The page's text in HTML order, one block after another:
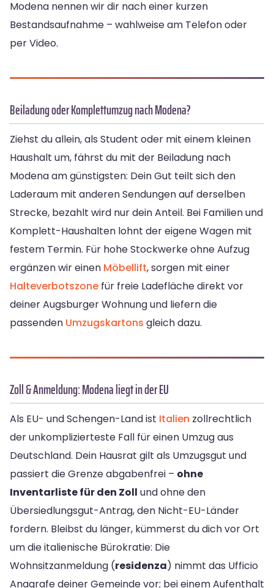
Modena nennen wir dir nach einer kurzen
Bestandsaufnahme – wahlweise am Telefon oder
per Video.
Beiladung oder Komplettumzug nach Modena?
Ziehst du allein, als Student oder mit einem kleinen
Haushalt um, fährst du mit der Beiladung nach
Modena am günstigsten: Dein Gut teilt sich den
Laderaum mit anderen Sendungen auf derselben
Strecke, bezahlt wird nur dein Anteil. Bei Familien und
Komplett-Haushalten lohnt der eigene Wagen mit
festem Termin. Für hohe Stockwerke ohne Aufzug
ergänzen wir einen Möbellift, sorgen mit einer
Halteverbotszone für freie Ladefläche direkt vor
deiner Augsburger Wohnung und liefern die
passenden Umzugskartons gleich dazu.
Zoll & Anmeldung: Modena liegt in der EU
Als EU- und Schengen-Land ist Italien zollrechtlich
der unkomplizierteste Fall für einen Umzug aus
Deutschland. Dein Hausrat gilt als Umzugsgut und
passiert die Grenze abgabenfrei – ohne
Inventarliste für den Zoll und ohne den
Übersiedlungsgut-Antrag, den Nicht-EU-Länder
fordern. Bleibst du länger, kümmerst du dich vor Ort
um die italienische Bürokratie: Die
Wohnsitzanmeldung (residenza) nimmt das Ufficio
Anagrafe deiner Gemeinde vor; bei einem Aufenthalt